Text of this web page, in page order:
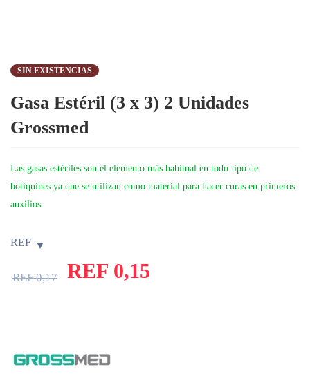
SIN EXISTENCIAS
Gasa Estéril (3 x 3) 2 Unidades
Grossmed
Las gasas estériles son el elemento más habitual en todo tipo de
botiquines ya que se utilizan como material para hacer curas en primeros
auxilios.
REF
REF0,17 REF 0,15